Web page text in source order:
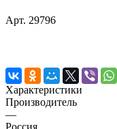
Арт. 29796
Характеристики
Производитель
—
Россия